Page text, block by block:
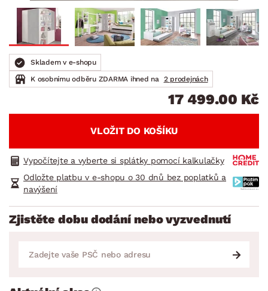
Skladem v e-shopu
K osobnímu odběru ZDARMA ihned na
2 prodejnách
17 499.00 Kč
VLOŽIT DO KOŠÍKU
Vypočítejte a vyberte si splátky pomocí kalkulačky
Odložte platbu v e-shopu o 30 dnů bez poplatků a
navýšení
Zjistěte dobu dodání nebo vyzvednutí